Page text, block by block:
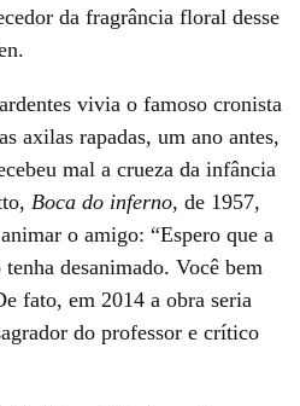
da fragrância floral desse
vivia o famoso cronista
axilas rapadas, um ano antes,
mal a crueza da infância
Boca do inferno, de 1957,
o amigo: “Espero que a
tenha desanimado. Você bem
fato, em 2014 a obra seria
do professor e crítico